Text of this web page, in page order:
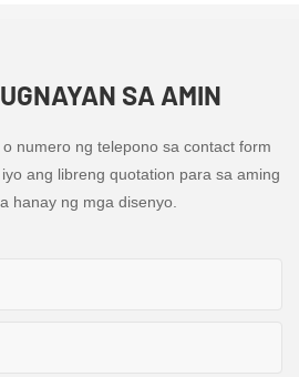
SA AMIN
numero ng telepono sa contact form
ang libreng quotation para sa aming
hanay ng mga disenyo.